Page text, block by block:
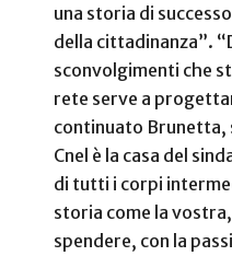
una storia di
della cittadinanza”.
sconvolgimenti che
rete serve a
continuato Brunetta,
Cnel è la casa del
di tutti i corpi
storia come la
spendere, con la